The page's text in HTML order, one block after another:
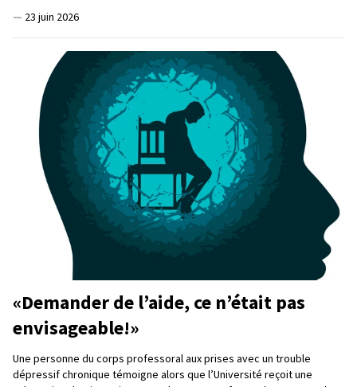
— 23 juin 2026
«Demander de l’aide, ce n’était pas
envisageable!»
Une personne du corps professoral aux prises avec un trouble
dépressif chronique témoigne alors que l’Université reçoit une